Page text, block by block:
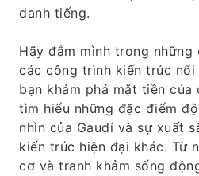
danh tiếng.
Hãy đắm mình trong
các công trình kiến ​​trúc
bạn khám phá mặt tiền của
tìm hiểu những đặc điểm
nhìn của Gaudí và sự xuất
kiến ​​trúc hiện đại khác. Từ
cơ và tranh khảm sống